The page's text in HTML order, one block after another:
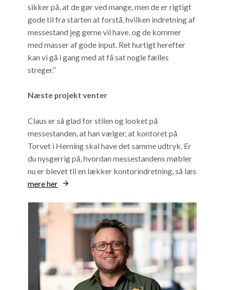
sikker på, at de gør ved mange, men de er rigtigt
gode til fra starten at forstå, hvilken indretning af
messestand jeg gerne vil have, og de kommer
med masser af gode input. Ret hurtigt herefter
kan vi gå i gang med at få sat nogle fælles
streger.”
Næste projekt venter
Claus er så glad for stilen og looket på
messestanden, at han vælger, at kontoret på
Torvet i Herning skal have det samme udtryk. Er
du nysgerrig på, hvordan messestandens møbler
nu er blevet til en lækker kontorindretning, så læs
mere her